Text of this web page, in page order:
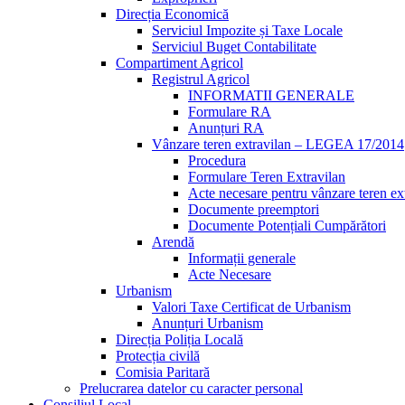
Direcția Economică
Serviciul Impozite și Taxe Locale
Serviciul Buget Contabilitate
Compartiment Agricol
Registrul Agricol
INFORMATII GENERALE
Formulare RA
Anunțuri RA
Vânzare teren extravilan – LEGEA 17/2014
Procedura
Formulare Teren Extravilan
Acte necesare pentru vânzare teren
Documente preemptori
Documente Potențiali Cumpărători
Arendă
Informații generale
Acte Necesare
Urbanism
Valori Taxe Certificat de Urbanism
Anunțuri Urbanism
Direcția Poliția Locală
Protecția civilă
Comisia Paritară
Prelucrarea datelor cu caracter personal